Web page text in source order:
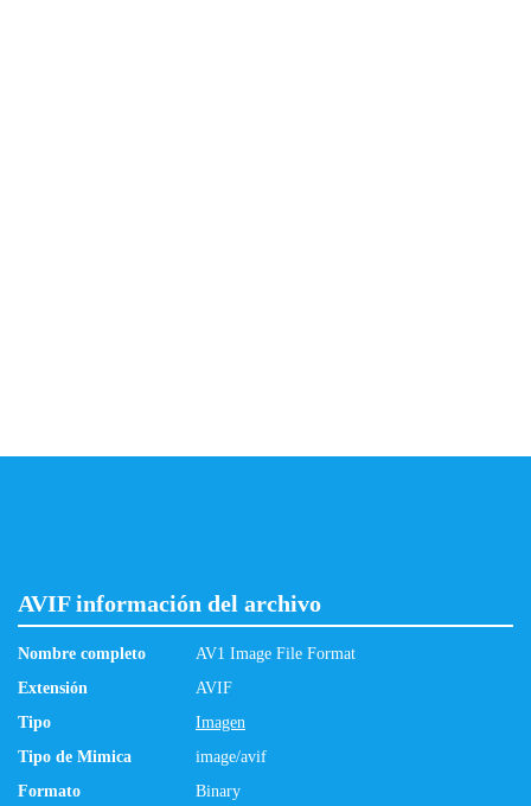
AVIF información del archivo
Nombre completo
AV1 Image File Format
Extensión
AVIF
Tipo
Imagen
Tipo de Mimica
image/avif
Formato
Binary